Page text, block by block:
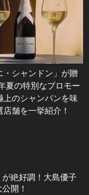
・シャンドン」が贈
夏の特別なプロモー
上のシャンパンを味
舗を一挙紹介！
が絶好調！大島優子
開！